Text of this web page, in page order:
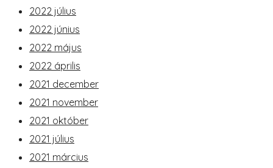
2022 július
2022 június
2022 május
2022 április
2021 december
2021 november
2021 október
2021 július
2021 március